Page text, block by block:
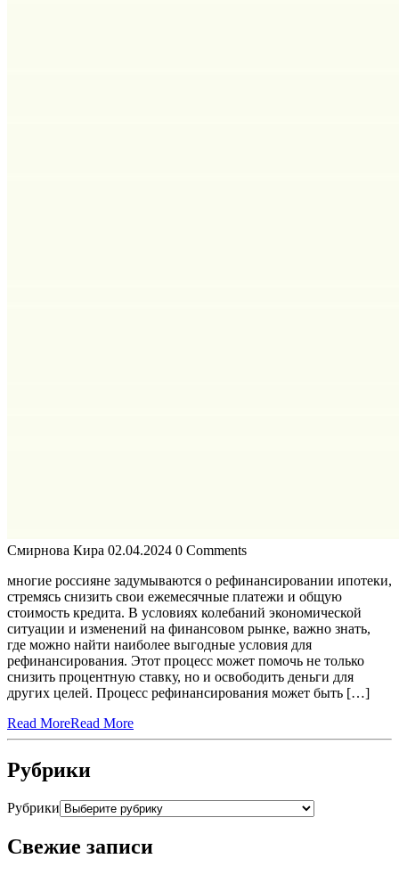
Смирнова Кира 02.04.2024 0 Comments
многие россияне задумываются о рефинансировании ипотеки,
стремясь снизить свои ежемесячные платежи и общую
стоимость кредита. В условиях колебаний экономической
ситуации и изменений на финансовом рынке, важно знать,
где можно найти наиболее выгодные условия для
рефинансирования. Этот процесс может помочь не только
снизить процентную ставку, но и освободить деньги для
других целей. Процесс рефинансирования может быть […]
Read MoreRead More
Рубрики
Рубрики
Свежие записи